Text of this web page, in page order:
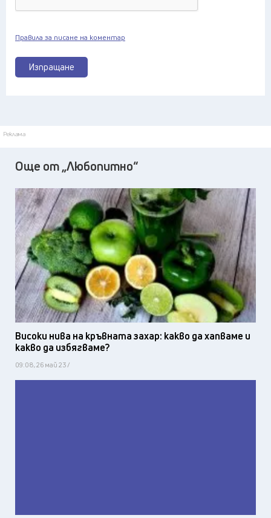
Изпращане
Правила за писане на коментар
Реклама
Още от „Любопитно“
Високи нива на кръвната захар: какво да хапваме и
какво да избягваме?
09:08, 26 май 23 /